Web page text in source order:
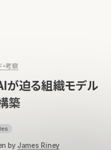
考察
が迫る組織モデル
築
by James Riney